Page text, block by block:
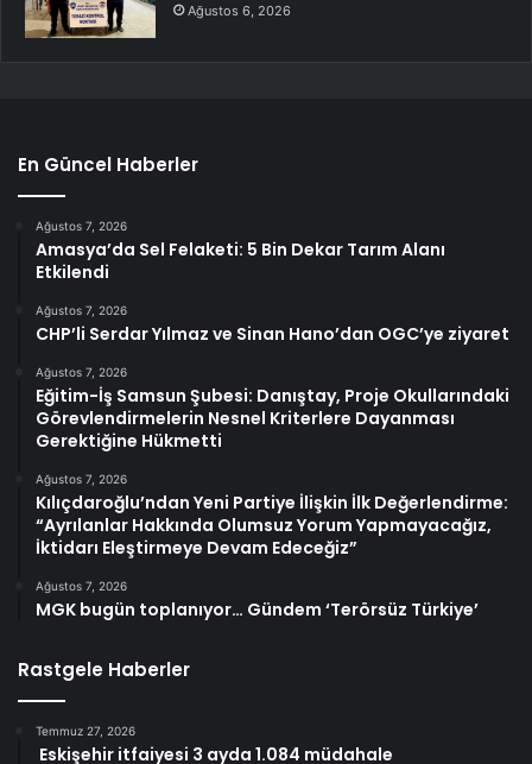
Ağustos 6, 2026
En Güncel Haberler
Ağustos 7, 2026
Amasya’da Sel Felaketi: 5 Bin Dekar Tarım Alanı
Etkilendi
Ağustos 7, 2026
CHP’li Serdar Yılmaz ve Sinan Hano’dan OGC’ye ziyaret
Ağustos 7, 2026
Eğitim-İş Samsun Şubesi: Danıştay, Proje Okullarındaki
Görevlendirmelerin Nesnel Kriterlere Dayanması
Gerektiğine Hükmetti
Ağustos 7, 2026
Kılıçdaroğlu’ndan Yeni Partiye İlişkin İlk Değerlendirme:
“Ayrılanlar Hakkında Olumsuz Yorum Yapmayacağız,
İktidarı Eleştirmeye Devam Edeceğiz”
Ağustos 7, 2026
MGK bugün toplanıyor… Gündem ‘Terörsüz Türkiye’
Rastgele Haberler
Temmuz 27, 2026
Eskişehir itfaiyesi 3 ayda 1.084 müdahale